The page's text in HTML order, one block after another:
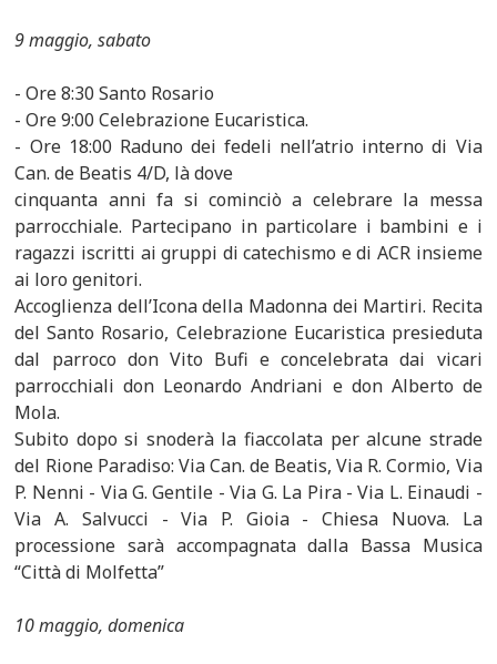
9 maggio, sabato
- Ore 8:30 Santo Rosario
- Ore 9:00 Celebrazione Eucaristica.
- Ore 18:00 Raduno dei fedeli nell’atrio interno di Via
Can. de Beatis 4/D, là dove
cinquanta anni fa si cominciò a celebrare la messa
parrocchiale. Partecipano in particolare i bambini e i
ragazzi iscritti ai gruppi di catechismo e di ACR insieme
ai loro genitori.
Accoglienza dell’Icona della Madonna dei Martiri. Recita
del Santo Rosario, Celebrazione Eucaristica presieduta
dal parroco don Vito Bufi e concelebrata dai vicari
parrocchiali don Leonardo Andriani e don Alberto de
Mola.
Subito dopo si snoderà la fiaccolata per alcune strade
del Rione Paradiso: Via Can. de Beatis, Via R. Cormio, Via
P. Nenni - Via G. Gentile - Via G. La Pira - Via L. Einaudi -
Via A. Salvucci - Via P. Gioia - Chiesa Nuova. La
processione sarà accompagnata dalla Bassa Musica
“Città di Molfetta”
10 maggio, domenica